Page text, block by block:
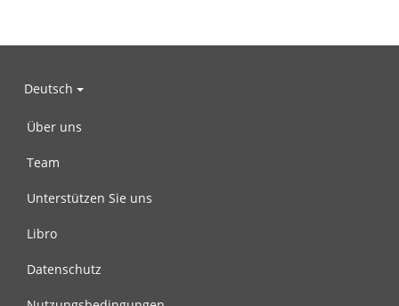
Deutsch
Über uns
Team
Unterstützen Sie uns
Libro
Datenschutz